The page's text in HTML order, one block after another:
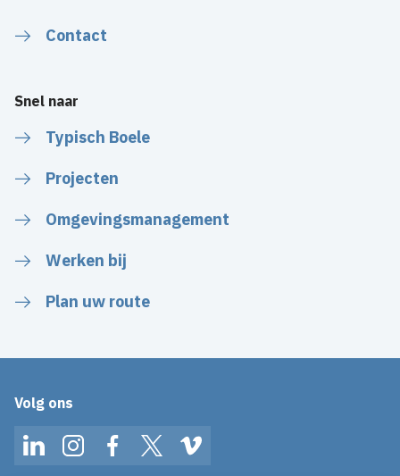
Contact
Snel naar
Typisch Boele
Projecten
Omgevingsmanagement
Werken bij
Plan uw route
Volg ons
LinkedInInstagramFacebookTwitterVimeo